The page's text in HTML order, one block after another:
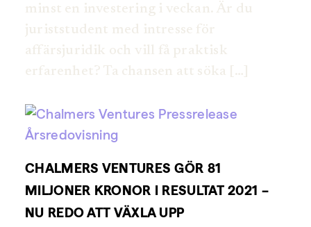
minst en investering i veckan. Är du
juriststudent med intresse för
affärsjuridik och vill få praktisk
erfarenhet? Ta chansen att söka […]
CHALMERS VENTURES GÖR 81
MILJONER KRONOR I RESULTAT 2021 –
NU REDO ATT VÄXLA UPP